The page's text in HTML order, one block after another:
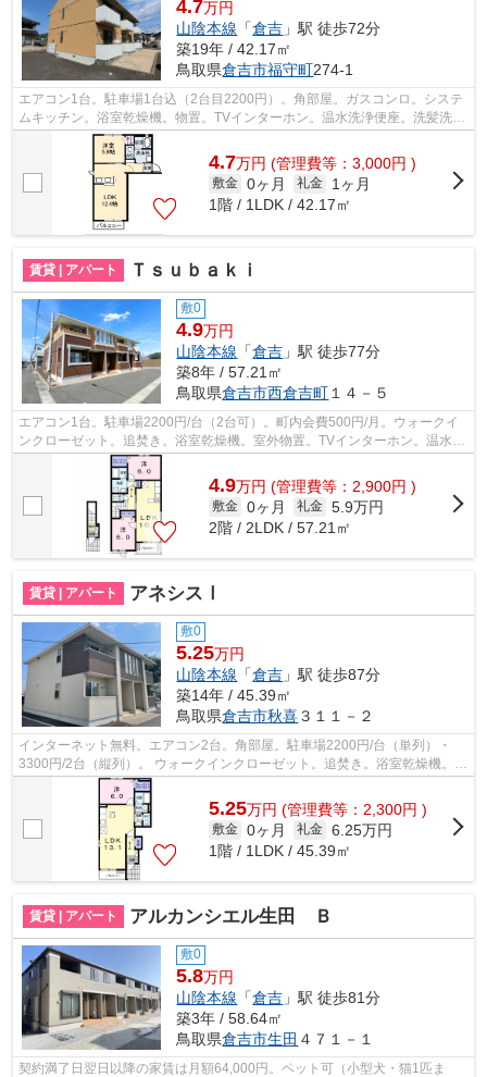
4.7万円
山陰本線 「倉吉 」駅 徒歩72分
築19年 / 42.17㎡
鳥取県倉吉市福守町274-1
エアコン1台。駐車場1台込（2台目2200円）。角部屋。ガスコンロ。システ
ムキッチン。浴室乾燥機。物置。TVインターホン。温水洗浄便座。洗髪洗面
化粧台。南向きバルコニー。クローゼッ...
4.7万円 (管理費等：3,000円 )
敷金 0ヶ月 礼金
1ヶ月
1階 / 1LDK / 42.17㎡
賃貸 | アパート Ｔｓｕｂａｋｉ
敷0
4.9万円
山陰本線 「倉吉 」駅 徒歩77分
築8年 / 57.21㎡
鳥取県倉吉市西倉吉町 １４－５
エアコン1台。駐車場2200円/台（2台可）。町内会費500円/月。ウォークイ
ンクローゼット。追焚き。浴室乾燥機。室外物置。TVインターホン。温水洗
浄便座。独立洗面台。南バルコニー。ク...
4.9万円 (管理費等：2,900円 )
敷金 0ヶ月 礼金 5.9万円
2階 / 2LDK / 57.21㎡
賃貸 | アパート アネシスⅠ
敷0
5.25万円
山陰本線 「倉吉 」駅 徒歩87分
築14年 / 45.39㎡
鳥取県倉吉市秋喜３１１－２
インターネット無料。エアコン2台。角部屋。駐車場2200円/台（単列）・
3300円/2台（縦列）。 ウォークインクローゼット。追焚き。浴室乾燥機。室
外物置。床下収納。TVインターホン。温...
5.25万円 (管理費等：2,300円 )
敷金 0ヶ月 礼金 6.25万円
1階 / 1LDK / 45.39㎡
賃貸 | アパート アルカンシエル生田 Ｂ
敷0
5.8万円
山陰本線 「倉吉 」駅 徒歩81分
築3年 / 58.64㎡
鳥取県倉吉市生田 ４７１－１
契約満了日翌日以降の家賃は月額64,000円。ペット可（小型犬・猫1匹ま